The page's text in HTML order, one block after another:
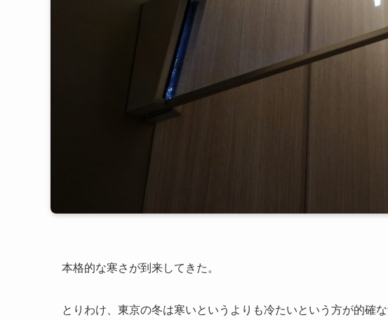
本格的な寒さが到来してきた。
とりわけ、東京の冬は寒いというよりも冷たいという方が的確な